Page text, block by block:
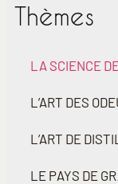
Thèmes
LA SCIENCE
L’ART DES
L’ART DE
LE PAYS DE